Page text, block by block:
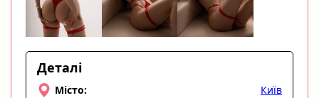
Деталі
Місто: Київ